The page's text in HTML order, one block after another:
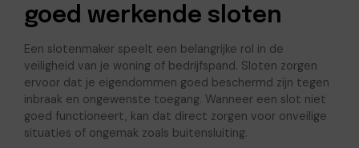
goed werkende sloten
Een slotenmaker speelt een belangrijke rol in de
veiligheid van je woning of bedrijfspand. Sloten zorgen
ervoor dat je eigendommen goed beschermd zijn tegen
inbraak en ongewenste toegang. Wanneer een slot niet
goed functioneert, kan dat direct zorgen voor onveilige
situaties of ongemak zoals buitensluiting.